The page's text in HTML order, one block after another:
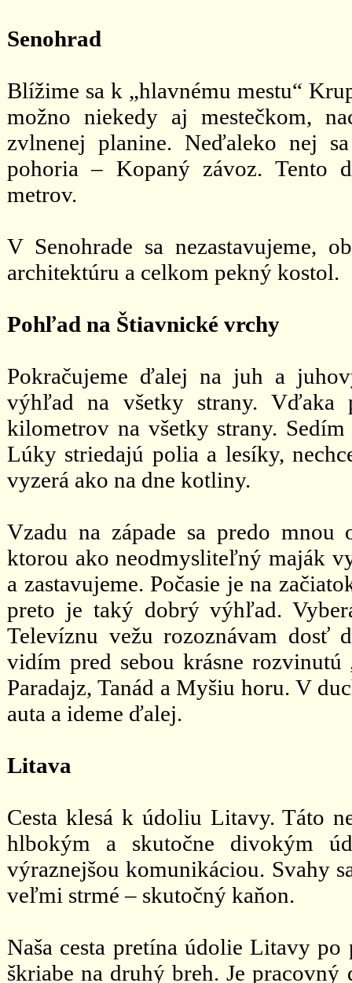
Senohrad
Blížime sa k „hlavnému mestu“
možno niekedy aj mestečkom,
zvlnenej planine. Neďaleko nej
pohoria – Kopaný závoz. Tento
metrov.
V Senohrade sa nezastavujeme,
architektúru a celkom pekný kostol.
Pohľad na Štiavnické vrchy
Pokračujeme ďalej na juh a
výhľad na všetky strany. Vďaka
kilometrov na všetky strany.
Lúky striedajú polia a lesíky,
vyzerá ako na dne kotliny.
Vzadu na západe sa predo mnou
ktorou ako neodmysliteľný maják
a zastavujeme. Počasie je na
preto je taký dobrý výhľad.
Televíznu vežu rozoznávam dosť
vidím pred sebou krásne
Paradajz, Tanád a Myšiu horu. V
auta a ideme ďalej.
Litava
Cesta klesá k údoliu Litavy. Táto
hlbokým a skutočne divokým
výraznejšou komunikáciou. Svahy
veľmi strmé – skutočný kaňon.
Naša cesta pretína údolie Litavy
škriabe na druhý breh. Je pracovný